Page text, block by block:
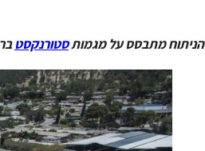
הניתוח מתבסס על מגמותסטורנקסט